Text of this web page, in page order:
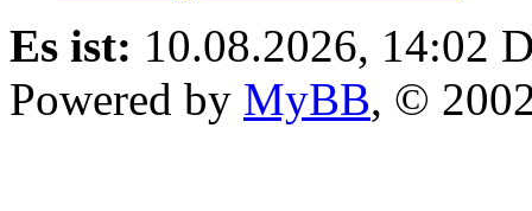
Es ist: 10.08.2026, 14:02
Powered by MyBB, ©